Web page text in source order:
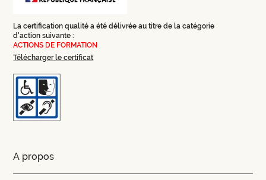
La certification qualité a été délivrée au titre de la catégorie
d'action suivante :
ACTIONS DE FORMATION
Télécharger le certificat
A propos